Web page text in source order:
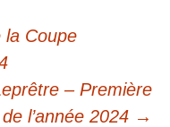
la Coupe
– Première
l’année 2024 →